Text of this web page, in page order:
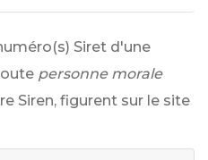
Siret d'une
personne morale
Siren, figurent sur le site